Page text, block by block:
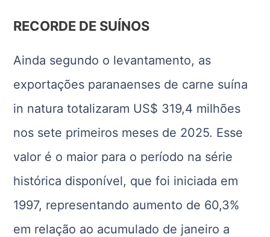
RECORDE DE SUÍNOS
Ainda segundo o levantamento, as
exportações paranaenses de carne suína
in natura totalizaram US$ 319,4 milhões
nos sete primeiros meses de 2025. Esse
valor é o maior para o período na série
histórica disponível, que foi iniciada em
1997, representando aumento de 60,3%
em relação ao acumulado de janeiro a